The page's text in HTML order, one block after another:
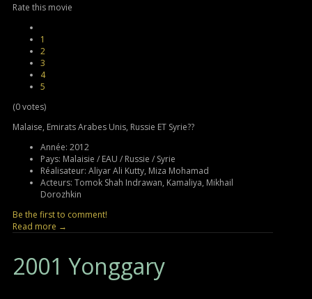
Rate this movie
1
2
3
4
5
(0 votes)
Malaise, Emirats Arabes Unis, Russie ET Syrie??
Année: 2012
Pays: Malaisie / EAU / Russie / Syrie
Réalisateur: Aliyar Ali Kutty, Miza Mohamad
Acteurs: Tomok Shah Indrawan, Kamaliya, Mikhail
Dorozhkin
Be the first to comment!
Read more →
2001 Yonggary